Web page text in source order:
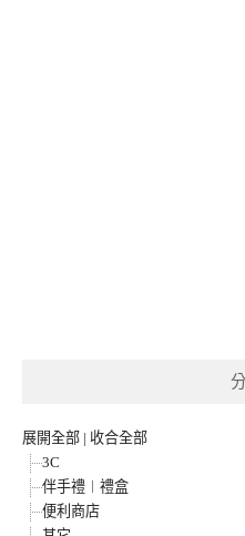
展開全部 | 收合全部
3C
伴手禮︱禮盒
便利商店